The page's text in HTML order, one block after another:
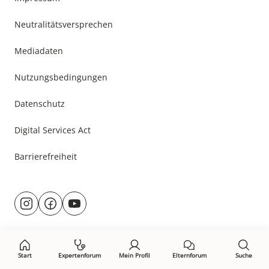
Start Expertenforum Mein Profil Elternforum Suche
Neutralitätsversprechen
Mediadaten
Nutzungsbedingungen
Datenschutz
Digital Services Act
Barrierefreiheit
Besuche
uns@rund.ums.baby
facebook.com/rundumsbaby.de
youtube.com/@rundumsbaby_